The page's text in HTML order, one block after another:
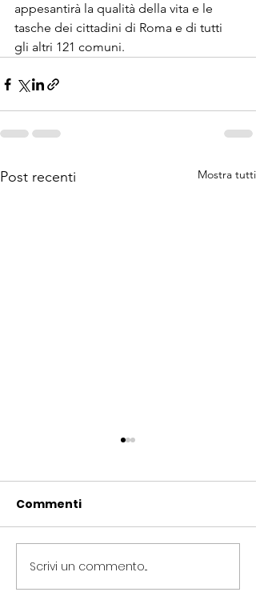
appesantirà la qualità della vita e le
tasche dei cittadini di Roma e di tutti
gli altri 121 comuni.
Post recenti Mostra tutti
Periferie, Colucci
(Radicali Roma): “La
Commenti
Scrivi un commento...